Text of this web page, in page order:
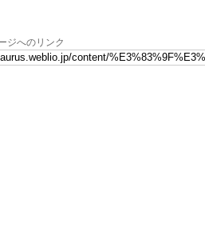
ジへのリンク